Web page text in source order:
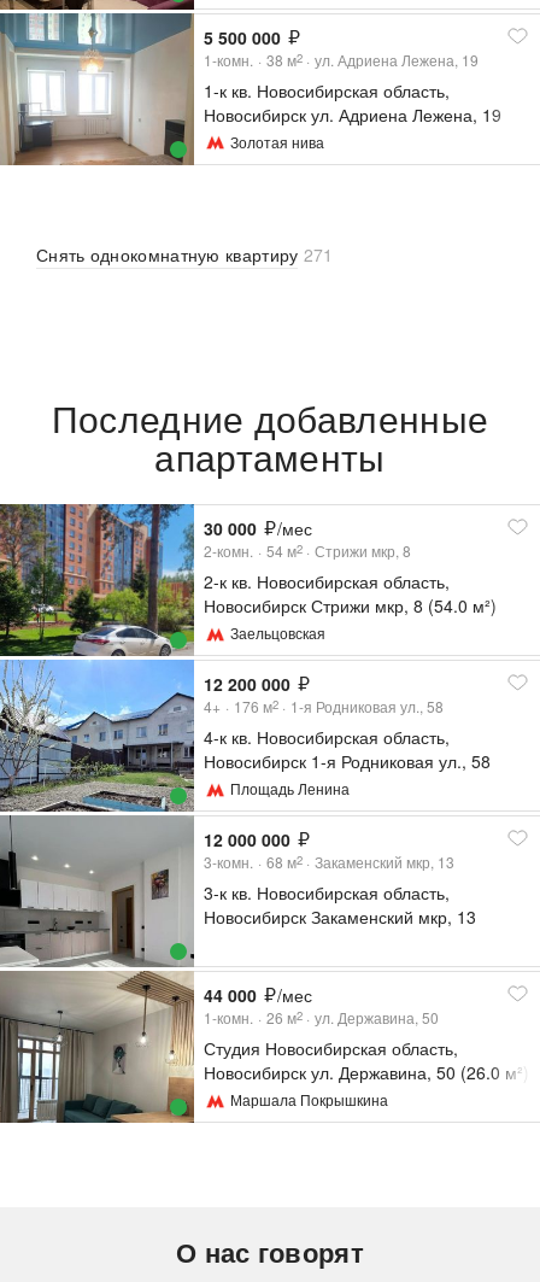
5 500 000
1-комн. 38 м2 ул. Адриена Лежена, 19
1-к кв. Новосибирская область,
Новосибирск ул. Адриена Лежена, 19
(38.7 м²)
Золотая нива
Снять однокомнатную квартиру 271
Последние добавленные
апартаменты
30 000 /мес
2-комн. 54 м2 Стрижи мкр, 8
2-к кв. Новосибирская область,
Новосибирск Стрижи мкр, 8 (54.0 м²)
Заельцовская
12 200 000
4+ 176 м2 1-я Родниковая ул., 58
4-к кв. Новосибирская область,
Новосибирск 1-я Родниковая ул., 58
(176.5 м²)
Площадь Ленина
12 000 000
3-комн. 68 м2 Закаменский мкр, 13
3-к кв. Новосибирская область,
Новосибирск Закаменский мкр, 13
44 000 /мес
1-комн. 26 м2 ул. Державина, 50
Студия Новосибирская область,
Новосибирск ул. Державина, 50 (26.0 м²)
Маршала Покрышкина
О нас говорят